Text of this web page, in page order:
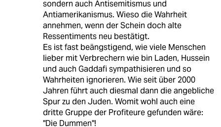
sondern auch Antisemitismus und
Antiamerikanismus. Wieso die Wahrheit
annehmen, wenn der Schein doch alte
Ressentiments neu bestätigt.
Es ist fast beängstigend, wie viele Menschen
lieber mit Verbrechern wie bin Laden, Hussein
und auch Gaddafi sympathisieren und so
Wahrheiten ignorieren. Wie seit über 2000
Jahren führt auch diesmal dann die angebliche
Spur zu den Juden. Womit wohl auch eine
dritte Gruppe der Profiteure gefunden wäre:
"Die Dummen"!